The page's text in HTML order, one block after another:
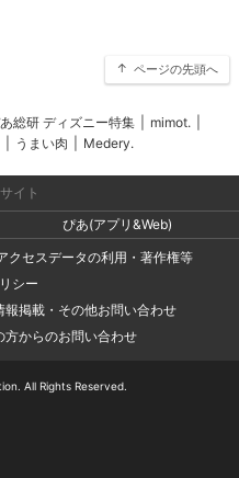
ページの先頭へ
総研 ディズニー特集 mimot.
うまい肉 Medery.
イト
ぴあ(アプリ&Web)
クセスデータの利用・著作権等
シー
掲載・その他お問い合わせ
からのお問い合わせ
All Rights Reserved.